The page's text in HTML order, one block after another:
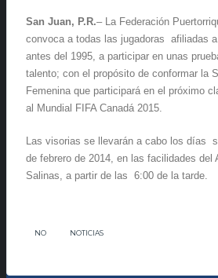
San Juan, P.R.– La Federación
convoca a todas las jugadoras afiliadas
antes del 1995, a participar en unas
talento; con el propósito de conformar la
Femenina que participará en el próximo
al Mundial FIFA Canadá 2015.
Las visorias se llevarán a cabo los días
de febrero de 2014, en las facilidades del
Salinas, a partir de las 6:00 de la tarde.
NO NOTICIAS